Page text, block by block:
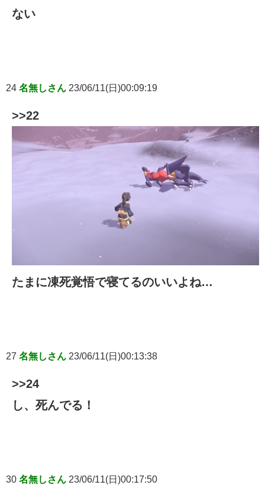
ない
24 名無しさん 23/06/11(日)00:09:19
>>22
たまに凍死覚悟で寝てるのいいよね…
27 名無しさん 23/06/11(日)00:13:38
>>24
し、死んでる！
30 名無しさん 23/06/11(日)00:17:50